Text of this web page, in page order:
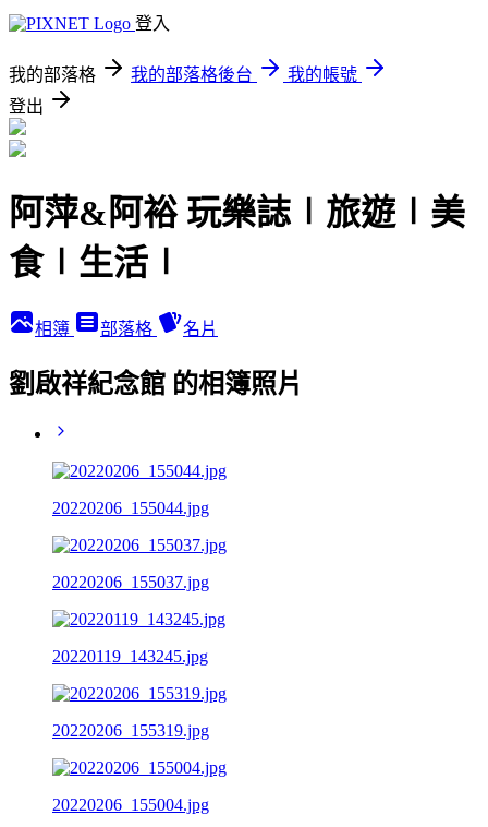
登入
我的部落格 我的部落格後台
我的帳號
登出
阿萍&阿裕 玩樂誌∣旅遊∣美
食∣生活∣
相簿 部落格 名片
劉啟祥紀念館 的相簿照片
20220206_155044.jpg
20220206_155037.jpg
20220119_143245.jpg
20220206_155319.jpg
20220206_155004.jpg